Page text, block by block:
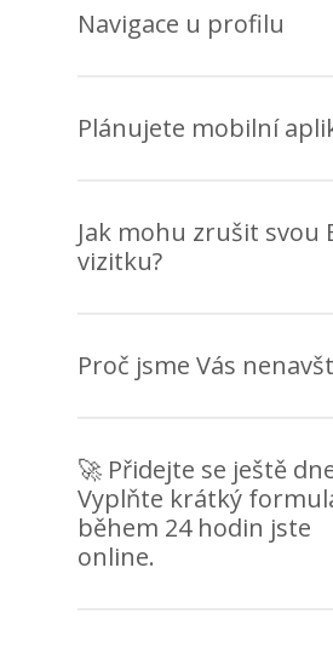
Navigace u profilu
Plánujete mobilní
Jak mohu zrušit svou
vizitku?
Proč jsme Vás
🚀 Přidejte se ještě
Vyplňte krátký
během 24 hodin jste
online.